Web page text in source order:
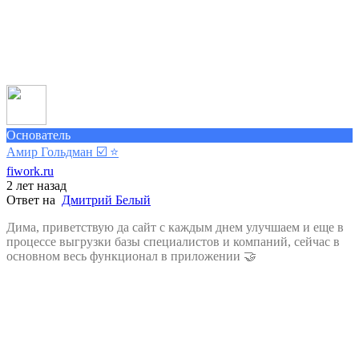
Основатель
Амир Гольдман ☑️ ⭐️
fiwork.ru
2 лет назад
Ответ на Дмитрий Белый
Дима, приветствую да сайт с каждым днем улучшаем и еще в
процессе выгрузки базы специалистов и компаний, сейчас в
основном весь функционал в приложении 🤝